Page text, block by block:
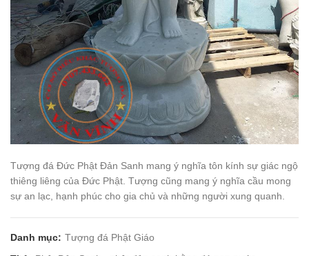
Tượng đá Đức Phật Đản Sanh mang ý nghĩa tôn kính sự giác ngộ
thiêng liêng của Đức Phật. Tượng cũng mang ý nghĩa cầu mong
sự an lạc, hạnh phúc cho gia chủ và những người xung quanh.
Danh mục: Tượng đá Phật Giáo